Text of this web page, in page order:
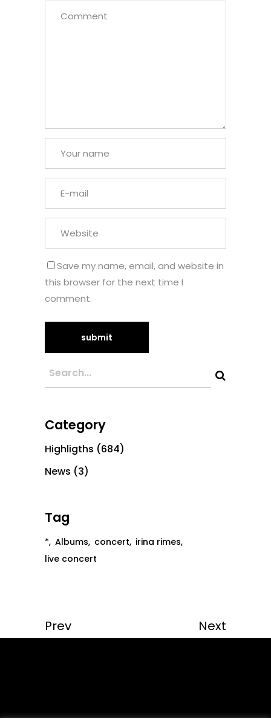
Save my name, email, and website in
this browser for the next time I
comment.
Category
Highligths (684)
News (3)
Tag
* Albums concert irina rimes
live concert
Prev Next